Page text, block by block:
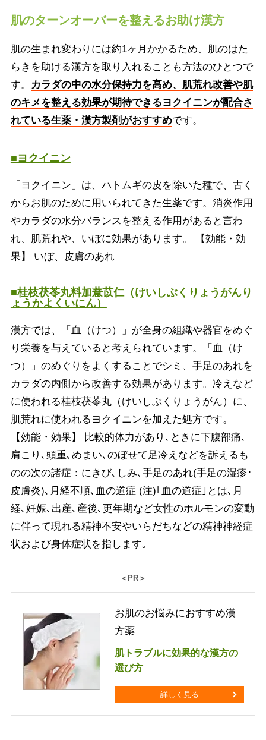
肌のターンオーバーを整えるお助け漢方
肌の生まれ変わりには約1ヶ月かかるため、肌のはた
らきを助ける漢方を取り入れることも方法のひとつで
す。 カラダの中の水分保持力を高め、肌荒れ改善や肌
のキメを整える効果が期待できるヨクイニンが配合さ
れている生薬・漢方製剤がおすすめです。
■ヨクイニン
「ヨクイニン」は、ハトムギの皮を除いた種で、古く
からお肌のために用いられてきた生薬です。消炎作用
やカラダの水分バランスを整える作用があると言わ
れ、肌荒れや、いぼに効果があります。 【効能・効
果】 いぼ、皮膚のあれ
■桂枝茯苓丸料加薏苡仁（けいしぶくりょうがんり
ょうかよくいにん）
漢方では、「血（けつ）」が全身の組織や器官をめぐ
り栄養を与えていると考えられています。「血（け
つ）」のめぐりをよくすることでシミ、手足のあれを
カラダの内側から改善する効果があります。冷えなど
に使われる桂枝茯苓丸（けいしぶくりょうがん）に、
肌荒れに使われるヨクイニンを加えた処方です。
【効能・効果】 比較的体力があり､ときに下腹部痛､
肩こり､頭重､めまい､のぼせて足冷えなどを訴えるも
のの次の諸症：にきび､しみ､手足のあれ(手足の湿疹･
皮膚炎)､月経不順､血の道症 (注)｢血の道症｣とは､月
経､妊娠､出産､産後､更年期など女性のホルモンの変動
に伴って現れる精神不安やいらだちなどの精神神経症
状および身体症状を指します｡
＜PR＞
お肌のお悩みにおすすめ漢
方薬
肌トラブルに効果的な漢方の
選び方
詳しく見る